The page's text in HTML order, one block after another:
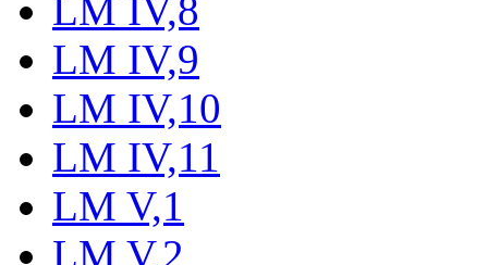
LM IV,8
LM IV,9
LM IV,10
LM IV,11
LM V,1
LM V,2